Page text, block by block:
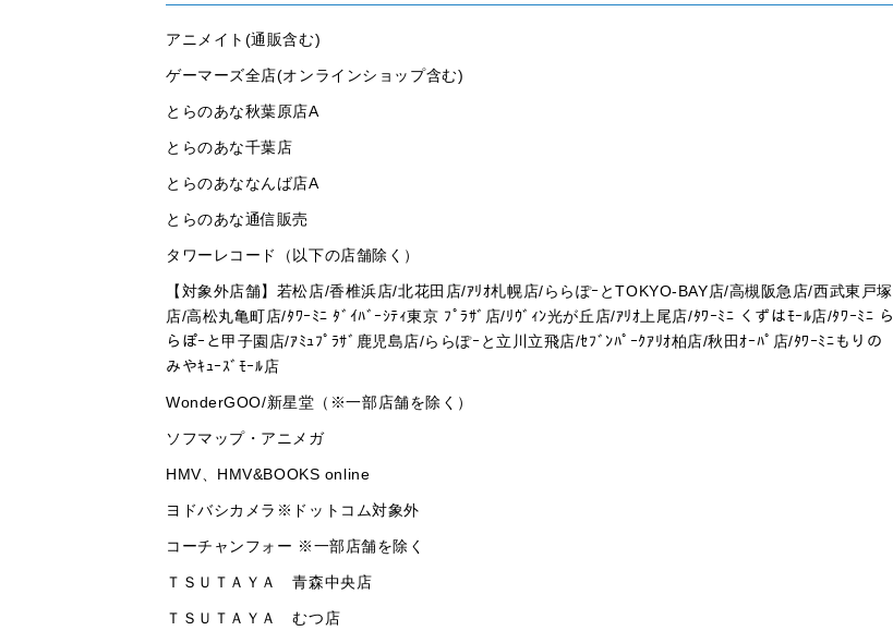
アニメイト(通販含む)
ゲーマーズ全店(オンラインショップ含む)
とらのあな秋葉原店A
とらのあな千葉店
とらのあななんば店A
とらのあな通信販売
タワーレコード（以下の店舗除く）
【対象外店舗】若松店/香椎浜店/北花田店/ｱﾘｵ札幌店/ららぽｰとTOKYO-BAY店/高槻阪急店/西武東戸塚
店/高松丸亀町店/ﾀﾜｰﾐﾆ ﾀﾞｲﾊﾞｰｼﾃｨ東京 ﾌﾟﾗｻﾞ店/ﾘｳﾞｨﾝ光が丘店/ｱﾘｵ上尾店/ﾀﾜｰﾐﾆ くずはﾓｰﾙ店/ﾀﾜｰﾐﾆ ら
らぽｰと甲子園店/ｱﾐｭﾌﾟﾗｻﾞ鹿児島店/ららぽｰと立川立飛店/ｾﾌﾞﾝﾊﾟｰｸｱﾘｵ柏店/秋田ｵｰﾊﾟ店/ﾀﾜｰﾐﾆもりの
みやｷｭｰｽﾞﾓｰﾙ店
WonderGOO/新星堂（※一部店舗を除く）
ソフマップ・アニメガ
HMV、HMV&BOOKS online
ヨドバシカメラ※ドットコム対象外
コーチャンフォー ※一部店舗を除く
ＴＳＵＴＡＹＡ 青森中央店
ＴＳＵＴＡＹＡ むつ店